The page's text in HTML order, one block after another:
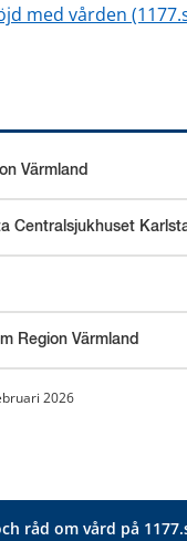
råd om vård på
med vården
Värmland
Centralsjukhuset
webbplats.
Region Värmland
2026